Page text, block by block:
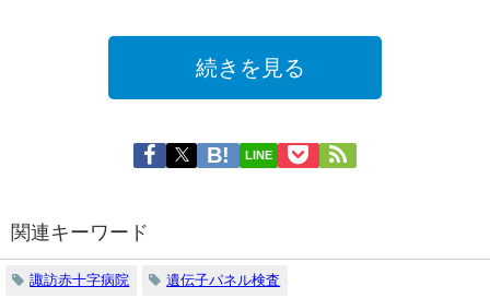
続きを見る
LINE
関連キーワード
諏訪赤十字病院 遺伝子パネル検査